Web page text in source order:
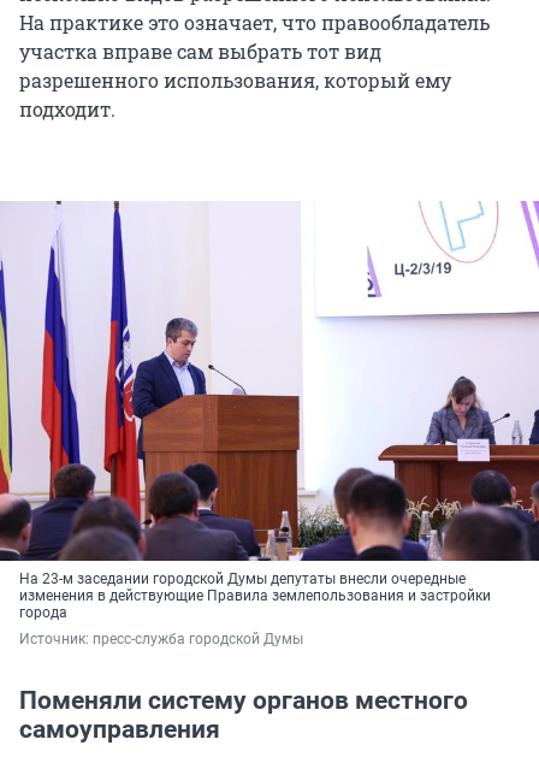
На практике это означает, что правообладатель
участка вправе сам выбрать тот вид
разрешенного использования, который ему
подходит.
На 23-м заседании городской Думы депутаты внесли очередные
изменения в действующие Правила землепользования и застройки
города
Источник: пресс-служба городской Думы
Поменяли систему органов местного
самоуправления